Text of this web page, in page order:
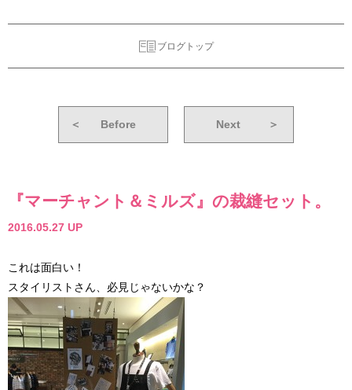
ブログトップ
＜ Before Next ＞
『マーチャント＆ミルズ』の裁縫セット。
2016.05.27 UP
これは面白い！
スタイリストさん、必見じゃないかな？